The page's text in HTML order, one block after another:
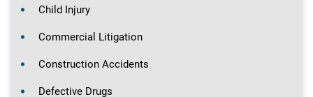
Child Injury
Commercial Litigation
Construction Accidents
Defective Drugs